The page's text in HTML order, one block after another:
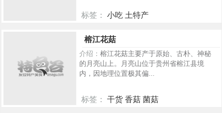
标签： 小吃 土特产
榕江花菇
介绍： 榕江花菇主要产于原始、古朴、神秘
的月亮山上。月亮山位于贵州省榕江县境
内，因地理位置极其偏...
标签： 干货 香菇 菌菇